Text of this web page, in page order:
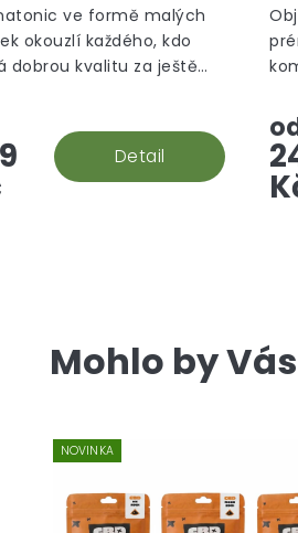
Detail
ve formě malých
okouzlí každého, kdo
dobrou kvalitu za ještě
Mohlo by
NOVINKA